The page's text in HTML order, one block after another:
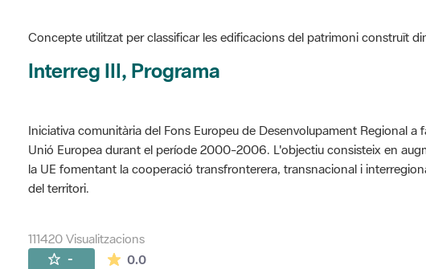
Concepte utilitzat per classificar les edificacions del patrimoni construït
Interreg III, Programa
Iniciativa comunitària del Fons Europeu de Desenvolupament Regional
Unió Europea durant el període 2000-2006. L'objectiu consisteix en
la UE fomentant la cooperació transfronterera, transnacional i
del territori.
111420 Visualitzacions
- 0.0La mitjana de les valoracions és de 0 estrelles de 5.